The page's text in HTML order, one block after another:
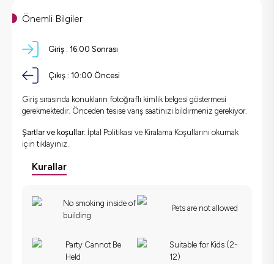
Önemli Bilgiler
Giriş : 16:00 Sonrası
Çıkış : 10:00 Öncesi
Giriş sırasında konukların fotoğraflı kimlik belgesi göstermesi
gerekmektedir. Önceden tesise varış saatinizi bildirmeniz gerekiyor.
Şartlar ve koşullar: İptal Politikası ve Kiralama Koşullarını okumak
için tıklayınız.
Kurallar
No smoking inside of
building
Pets are not allowed
Party Cannot Be
Held
Suitable for Kids (2-
12)